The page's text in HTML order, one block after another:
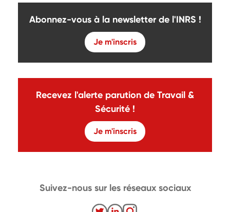
Abonnez-vous à la newsletter de l'INRS !
Je m'inscris
Recevez l'alerte parution de Travail &
Sécurité !
Je m'inscris
Suivez-nous sur les réseaux sociaux